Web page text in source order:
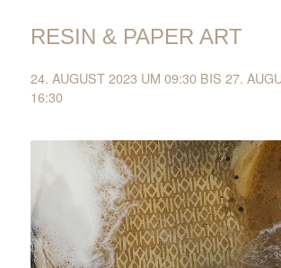
RESIN & PAPER ART
24. AUGUST 2023 UM 09:30BIS 27.
16:30